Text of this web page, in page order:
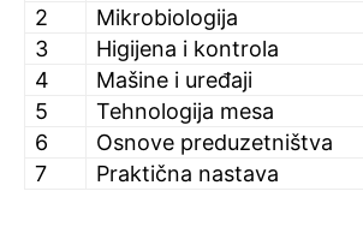
2
Mikrobiologija
3
Higijena i kontrola
4
Mašine i uređaji
5
Tehnologija mesa
6
Osnove preduzetništva
7
Praktična nastava